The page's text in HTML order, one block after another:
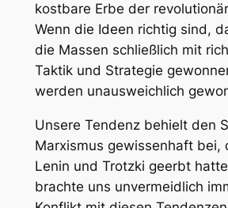
kostbare Erbe der
Wenn die Ideen richtig sind,
die Massen schließlich mit
Taktik und Strategie
werden unausweichlich
Unsere Tendenz behielt den
Marxismus gewissenhaft bei,
Lenin und Trotzki geerbt
brachte uns unvermeidlich